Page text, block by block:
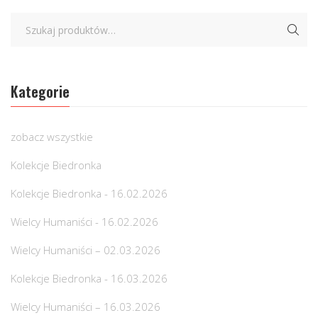
Kategorie
zobacz wszystkie
Kolekcje Biedronka
Kolekcje Biedronka - 16.02.2026
Wielcy Humaniści - 16.02.2026
Wielcy Humaniści – 02.03.2026
Kolekcje Biedronka - 16.03.2026
Wielcy Humaniści – 16.03.2026